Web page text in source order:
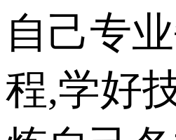
自己专
程,学好